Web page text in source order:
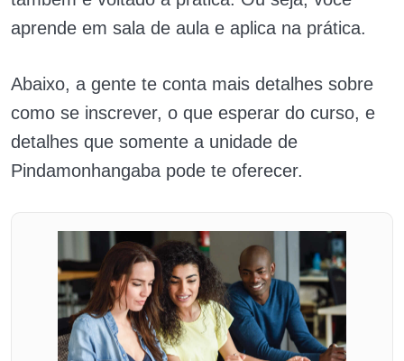
aprende em sala de aula e aplica na prática.
Abaixo, a gente te conta mais detalhes sobre
como se inscrever, o que esperar do curso, e
detalhes que somente a unidade de
Pindamonhangaba pode te oferecer.